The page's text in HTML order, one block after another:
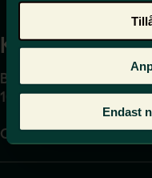
Endast
Kansli
Box 17061
104 62 Stockholm
Org.nr. 802540-5542